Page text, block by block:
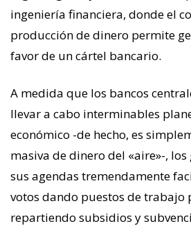
ingeniería financiera, donde el
producción de dinero permite
favor de un cártel bancario.
A medida que los bancos
llevar a cabo interminables
económico -de hecho, es
masiva de dinero del «aire»-,
sus agendas tremendamente
votos dando puestos de trabajo
repartiendo subsidios y